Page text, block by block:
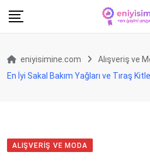
eniyisimine.com Alışveriş ve
En İyi Sakal Bakım Yağları ve Tıraş
ALIŞVERIŞ VE MODA